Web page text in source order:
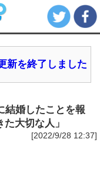
新を終了しました
結婚したことを報
大切な人」
[2022/9/28 12:37]